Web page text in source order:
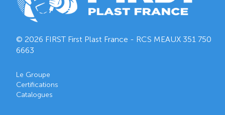
© 2026 FIRST First Plast France - RCS MEAUX 351 750
6663
Le Groupe
Certifications
Catalogues